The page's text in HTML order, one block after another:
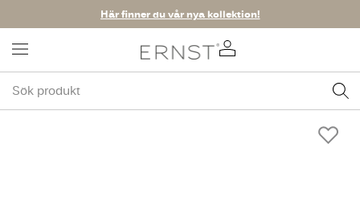
Här finner du vår nya kollektion!